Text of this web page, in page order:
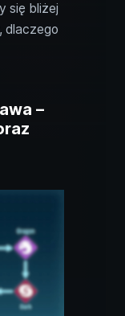
się bliżej
dlaczego
–